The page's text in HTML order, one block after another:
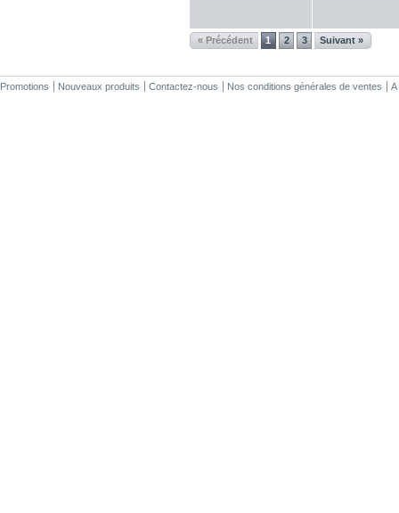
« Précédent 1 2 3 Suivant »
Promotions Nouveaux produits Contactez-nous Nos conditions générales de ventes A